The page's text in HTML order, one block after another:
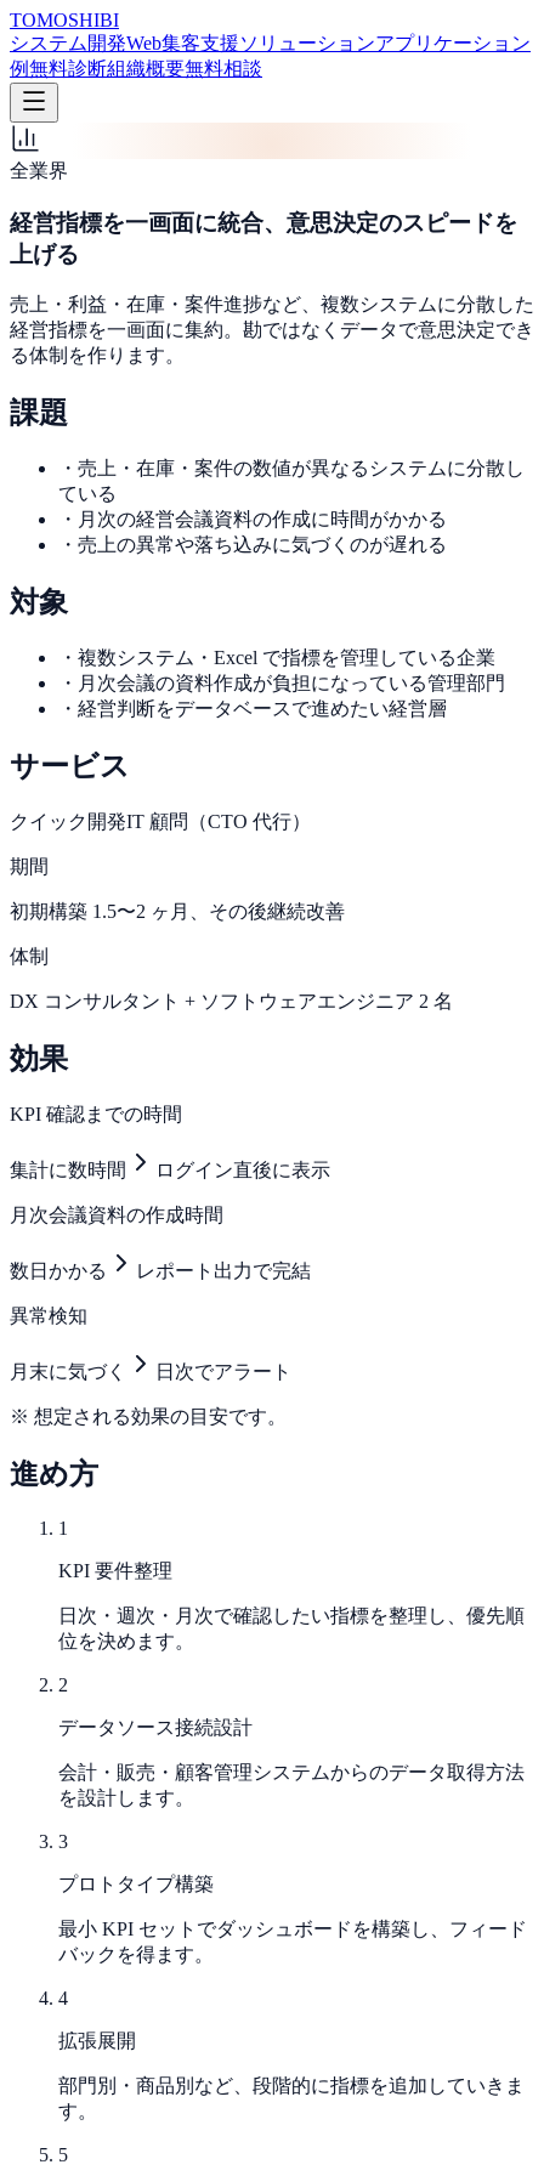
TOMOSHIBI
システム開発Web集客支援ソリューションアプリケーション
例無料診断組織概要無料相談
全業界
経営指標を一画面に統合、意思決定のスピードを
上げる
売上・利益・在庫・案件進捗など、複数システムに分散した
経営指標を一画面に集約。勘ではなくデータで意思決定でき
る体制を作ります。
課題
・ 売上・在庫・案件の数値が異なるシステムに分散し
ている
・ 月次の経営会議資料の作成に時間がかかる
・ 売上の異常や落ち込みに気づくのが遅れる
対象
・ 複数システム・Excel で指標を管理している企業
・ 月次会議の資料作成が負担になっている管理部門
・ 経営判断をデータベースで進めたい経営層
サービス
クイック開発IT 顧問（CTO 代行）
期間
初期構築 1.5〜2 ヶ月、その後継続改善
体制
DX コンサルタント + ソフトウェアエンジニア 2 名
効果
KPI 確認までの時間
集計に数時間 ログイン直後に表示
月次会議資料の作成時間
数日かかる レポート出力で完結
異常検知
月末に気づく 日次でアラート
※ 想定される効果の目安です。
進め方
1
KPI 要件整理
日次・週次・月次で確認したい指標を整理し、優先順
位を決めます。
2
データソース接続設計
会計・販売・顧客管理システムからのデータ取得方法
を設計します。
3
プロトタイプ構築
最小 KPI セットでダッシュボードを構築し、フィード
バックを得ます。
4
拡張展開
部門別・商品別など、段階的に指標を追加していきま
す。
5